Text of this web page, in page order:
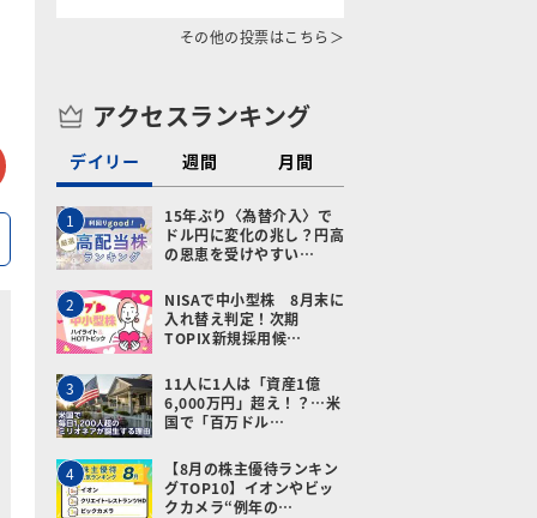
メールで送る
その他の投票はこちら＞
アクセスランキング
デイリー 週間 月間
1
15年ぶり〈為替介入〉で
ドル円に変化の兆し？円高
の恩恵を受けやすい…
2
NISAで中小型株 8月末に
入れ替え判定！次期
TOPIX新規採用候…
3
11人に1人は「資産1億
6,000万円」超え！？…米
国で「百万ドル…
4
【8月の株主優待ランキン
グTOP10】イオンやビッ
クカメラ“例年の…